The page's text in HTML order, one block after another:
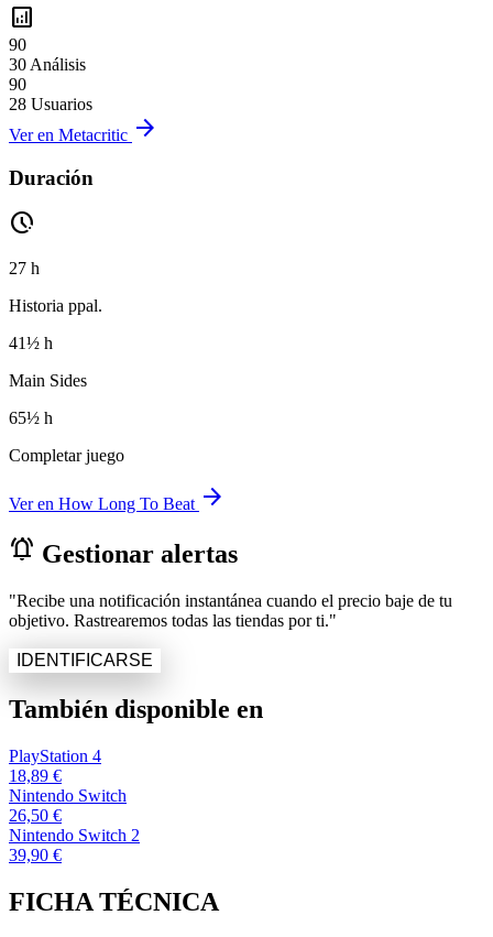
analytics
90
30 Análisis
90
28 Usuarios
Ver en Metacritic arrow_forward
Duración
pace
27 h
Historia ppal.
41½ h
Main Sides
65½ h
Completar juego
Ver en How Long To Beat arrow_forward
notifications_active Gestionar alertas
"Recibe una notificación instantánea cuando el precio baje de tu
objetivo. Rastrearemos todas las tiendas por ti."
IDENTIFICARSE
También disponible en
PlayStation 4
18,89 €
Nintendo Switch
26,50 €
Nintendo Switch 2
39,90 €
FICHA TÉCNICA